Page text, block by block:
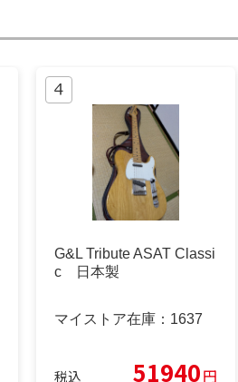
G&L Tribute ASAT Classi
c 日本製
マイストア在庫： 1637
税込 51940円